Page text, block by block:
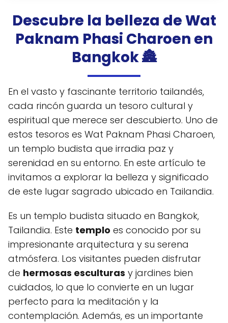
Descubre la belleza de Wat
Paknam Phasi Charoen en
Bangkok 🏯
En el vasto y fascinante territorio tailandés,
cada rincón guarda un tesoro cultural y
espiritual que merece ser descubierto. Uno de
estos tesoros es Wat Paknam Phasi Charoen,
un templo budista que irradia paz y
serenidad en su entorno. En este artículo te
invitamos a explorar la belleza y significado
de este lugar sagrado ubicado en Tailandia.
Es un templo budista situado en Bangkok,
Tailandia. Este templo es conocido por su
impresionante arquitectura y su serena
atmósfera. Los visitantes pueden disfrutar
de hermosas esculturas y jardines bien
cuidados, lo que lo convierte en un lugar
perfecto para la meditación y la
contemplación. Además, es un importante